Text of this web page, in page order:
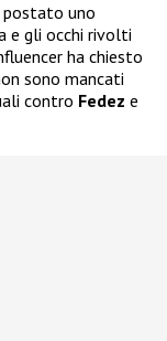
postato uno
e gli occhi rivolti
ha chiesto
sono mancati
contro Fedez e